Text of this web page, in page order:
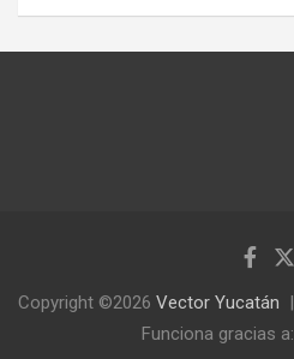
Copyright ©2026 Vector Yucatán
Funciona gracias a: